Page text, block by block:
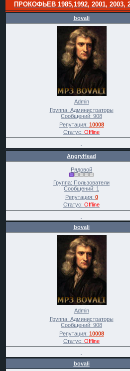
ПРОКОФЬЕВ 1985,1992, 2001, 2003,
bovali
Admin
Группа: Администраторы
Сообщений: 908
Репутация: 10008
Статус: Offline
AngryHead
Рядовой
Группа: Пользователи
Сообщений: 1
Репутация: 0
Статус: Offline
bovali
Admin
Группа: Администраторы
Сообщений: 908
Репутация: 10008
Статус: Offline
bovali